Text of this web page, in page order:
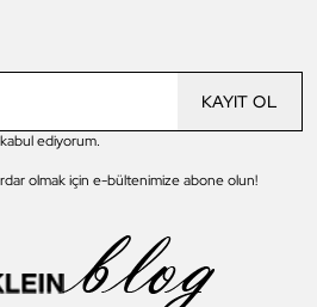
KAYIT OL
ediyorum.
olmak için e-bültenimize abone olun!